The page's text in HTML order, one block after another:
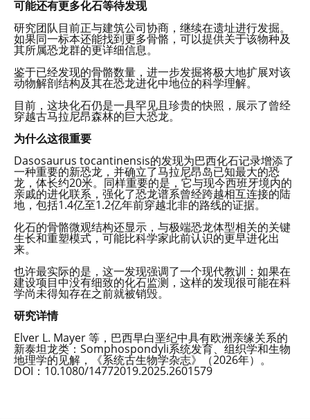
可能还有更多化石等待发现
研究团队目前正与建筑公司协商，继续在遗址进行发掘。
如果同一标本还能找到更多骨骼，可以提供关于该物种及
其所属恐龙群的更详细信息。
鉴于已经发现的骨骼数量，进一步发掘将极大地扩展对该
动物解剖结构及其在恐龙进化中地位的科学理解。
目前，这块化石仍是一具罕见且珍贵的快照，展示了曾经
穿越古马拉尼昂森林的巨大恐龙。
为什么这很重要
Dasosaurus tocantinensis的发现为巴西化石记录增添了
一种重要的新恐龙，并确立了马拉尼昂岛已知最大的恐
龙，体长约20米。同样重要的是，它与现今西班牙境内的
亲戚的进化联系，强化了恐龙谱系曾经跨越相互连接的陆
地，包括1.4亿至1.2亿年前穿越北非的路线的证据。
化石的骨骼微观结构还显示，与极端恐龙体型相关的关键
生长和重塑模式，可能比科学家此前认识的更早进化出
来。
也许最实际的是，这一发现强调了一个现代教训：如果在
建设项目中没有细致的化石监测，这样的发现很可能在科
学尚未得知存在之前就被销毁。
研究详情
Elver L. Mayer 等，巴西早白垩纪中具有欧洲亲缘关系的
新泰坦龙类：Somphospondyli系统发育、组织学和生物
地理学的见解，《系统古生物学杂志》（2026年）。
DOI：10.1080/14772019.2025.2601579